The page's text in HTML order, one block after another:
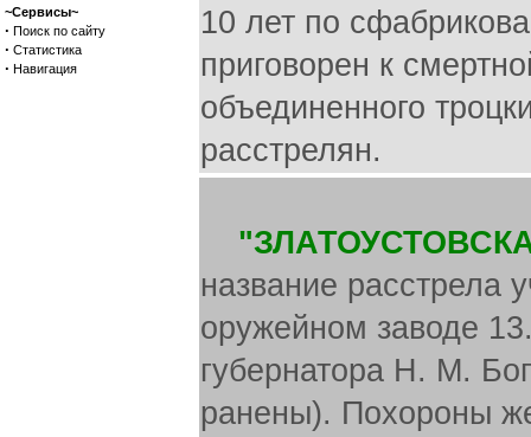
~Сервисы~
· Поиск по сайту
· Статистика
· Навигация
10 лет по
приговорен к
объединенного
расстрелян.
название расстрела
оружейном заводе
губернатора Н. М.
ранены). Похороны